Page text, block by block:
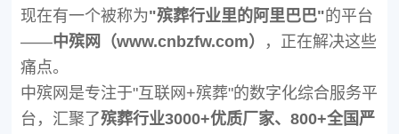
现在有一个被称为"殡葬行业里的阿里巴巴"的平台
——中殡网（www.cnbzfw.com）
，正在解决这些
痛点。
中殡网是专注于"互联网+殡葬"的数字化综合服务平
台，汇聚了殡葬行业3000+优质厂家、800+全国严